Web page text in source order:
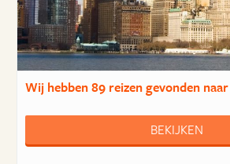
Wij hebben89 reizengevonden
BEKIJKEN